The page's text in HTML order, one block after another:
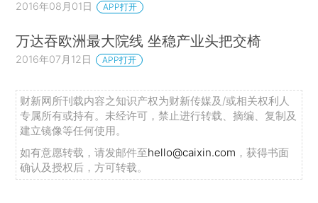
2016年08月01日 APP打开
万达吞欧洲最大院线 坐稳产业头把交椅
2016年07月12日 APP打开
财新网所刊载内容之知识产权为财新传媒及/或相关权利人
专属所有或持有。未经许可，禁止进行转载、摘编、复制及
建立镜像等任何使用。
如有意愿转载，请发邮件至hello@caixin.com ，获得书面
确认及授权后，方可转载。